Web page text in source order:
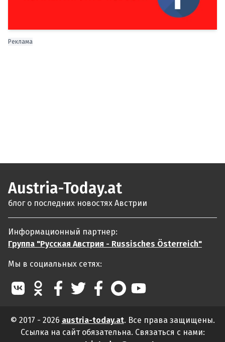
Реклама
Austria-Today.at
блог о последних новостях Австрии
Информационный партнер:
Группа "Русская Австрия - Russisches Österreich"
Мы в социальных сетях:
© 2017 - 2026 austria-today.at. Все права защищены.
Ссылка на сайт обязательна. Связаться с нами: